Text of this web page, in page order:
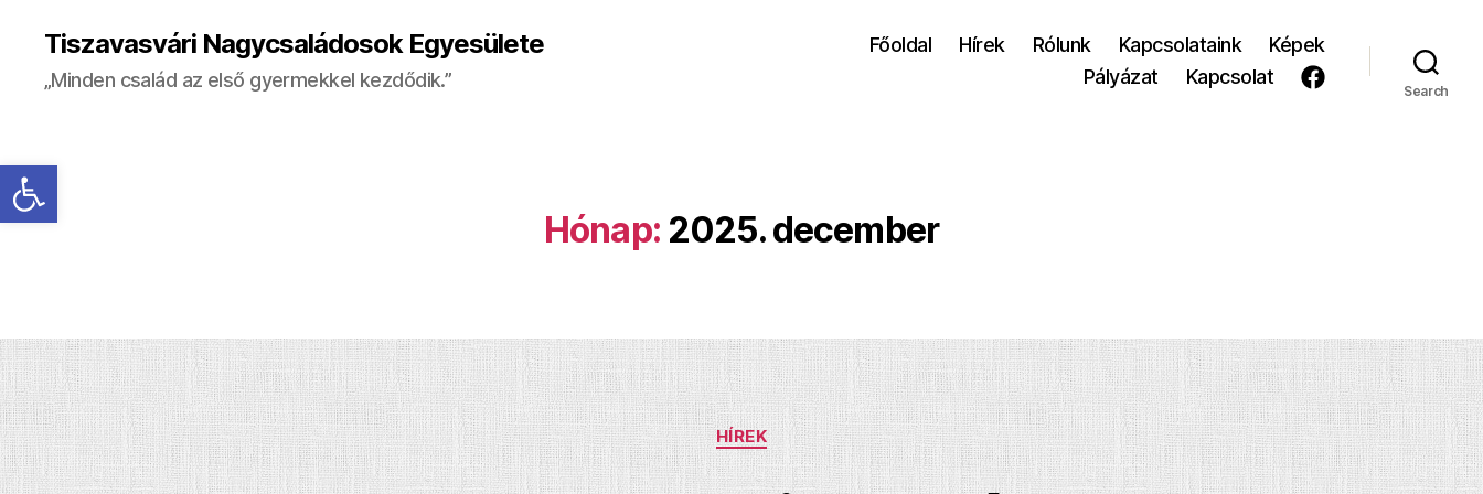
Eszköztár megnyitása
Tiszavasvári Nagycsaládosok Egyesülete
„Minden család az első gyermekkel kezdődik.”
Főoldal Hírek Rólunk Kapcsolataink
Képek
Pályázat
Kapcsolat
Search
Hónap: 2025. december
Kategóriák
HÍREK